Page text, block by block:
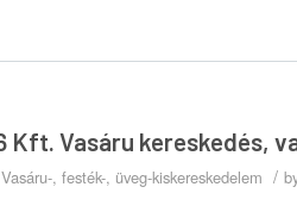
Kft. Vasáru kereskedés,
Vasáru-, festék-, üveg-kiskereskedelem /